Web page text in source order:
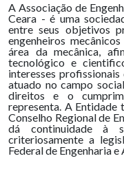
A Associação de
Ceara - é uma
entre seus objetivos
engenheiros
área da mecânica,
tecnológico e
interesses
atuado no campo
direitos e o
representa. A Entidade
Conselho Regional de
dá continuidade à
criteriosamente a
Federal de Engenharia